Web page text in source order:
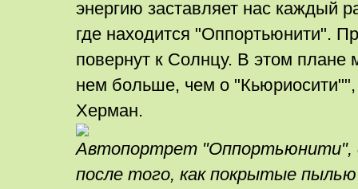
энергию заставляет нас каждый
где находится "Оппортьюнити".
повернут к Солнцу. В этом плане
нем больше, чем о "Кьюриосити"",
Херман.
Автопортрет "Оппортьюнити",
после того, как покрытые пылью